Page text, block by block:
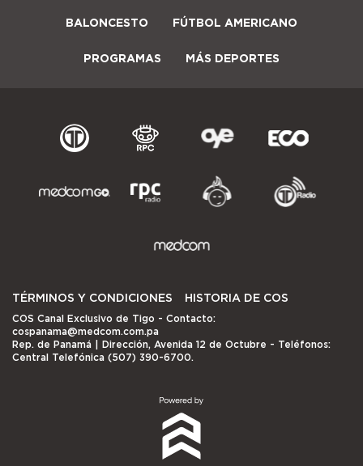
BALONCESTO FÚTBOL AMERICANO
PROGRAMAS MÁS DEPORTES
TÉRMINOS Y CONDICIONES HISTORIA DE COS
COS Canal Exclusivo de Tigo - Contacto:
cospanama@medcom.com.pa
Rep. de Panamá | Dirección, Avenida 12 de Octubre - Teléfonos:
Central Telefónica (507) 390-6700.